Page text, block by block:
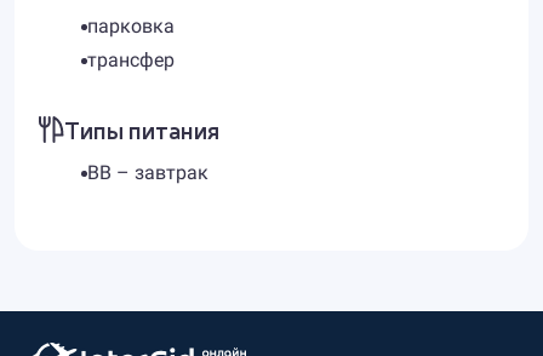
парковка
трансфер
Типы питания
BB – завтрак